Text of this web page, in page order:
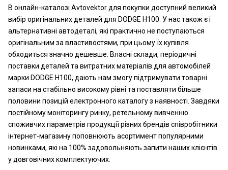
В онлайн-каталозі Avtovektor для покупки доступний великий
вибір оригінальних деталей для DODGE H100. У нас також є і
альтернативні автодеталі, які практично не поступаються
оригінальним за властивостями, при цьому їх купівля
обходиться значно дешевше. Власні склади, періодичні
поставки деталей та витратних матеріалів для автомобілей
марки DODGE H100, дають нам змогу підтримувати товарні
запаси на стабільно високому рівні та поставляти більше
половини позицій електронного каталогу з наявності. Завдяки
постійному моніторингу ринку, ретельному вивченню
споживчих параметрів продукції різних брендів співробітники
інтернет-магазину поповнюють асортимент популярними
новинками, які на 100% задовольняють запити наших клієнтів
у довговічних комплектуючих.